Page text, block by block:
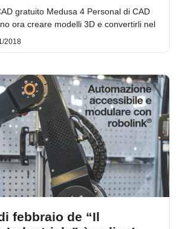
gratuito Medusa 4 Personal di CAD
ora creare modelli 3D e convertirli nel
2018
febbraio de “Il